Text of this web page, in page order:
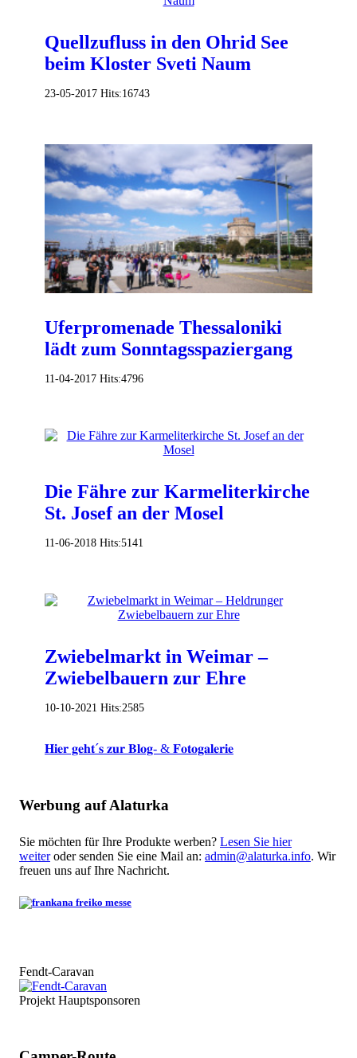
Quellzufluss in den Ohrid See
beim Kloster Sveti Naum
23-05-2017 Hits:16743
Uferpromenade Thessaloniki
lädt zum Sonntagsspaziergang
11-04-2017 Hits:4796
Die Fähre zur Karmeliterkirche
St. Josef an der Mosel
11-06-2018 Hits:5141
Zwiebelmarkt in Weimar –
Zwiebelbauern zur Ehre
10-10-2021 Hits:2585
𝐇𝐢𝐞𝐫 𝐠𝐞𝐡𝐭´𝐬 𝐳𝐮𝐫 𝐁𝐥𝐨𝐠- & 𝐅𝐨𝐭𝐨𝐠𝐚𝐥𝐞𝐫𝐢𝐞
Werbung auf Alaturka
Sie möchten für Ihre Produkte werben? Lesen Sie hier
weiteroder senden Sie eine Mail an: admin@alaturka.info. Wir
freuen uns auf Ihre Nachricht.
Fendt-Caravan
Projekt Hauptsponsoren